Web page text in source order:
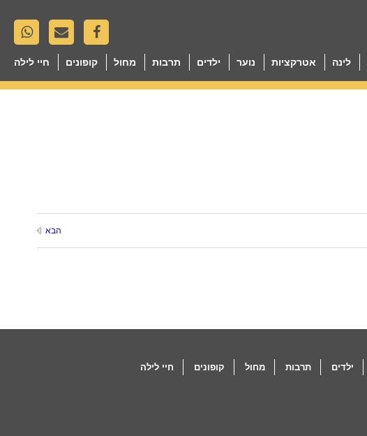
לינה אטרקציות נוער ילדים תרבות מחול קופונים חיי לילה
הבא
ילדים תרבות מחול קופונים חיי לילה